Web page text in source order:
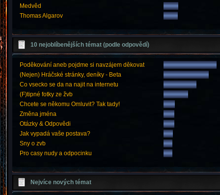
Medvěd
Thomas Algarov
10 nejoblíbenějších témat (podle odpovědí)
Poděkování aneb pojdme si navzájem děkovat
(Nejen) Hráčské stránky, deníky - Beta
Co vsecko se da na najit na internetu
(F)tipné fotky ze žvb
Chcete se někomu Omluvit? Tak tady!
Změna jména
Otázky & Odpovědi
Jak vypadá vaše postava?
Sny o zvb
Pro casy nudy a odpocinku
Nejvíce nových témat